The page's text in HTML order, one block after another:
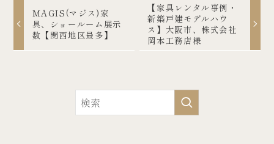
MAGIS(マジス)家
具、ショールーム展示
数【関西地区最多】
【家具レンタル事例・
新築戸建モデルハウ
ス】大阪市、株式会社
岡本工務店様